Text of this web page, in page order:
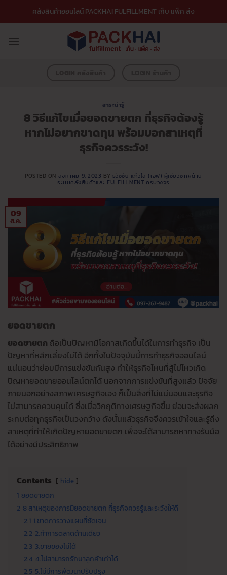
เนื้อหา
คลังสินค้าออนไลน์ PACKHAI FULFILLMENT เก็บ แพ็ค ส่ง
สาระน่ารู้
8 วิธีแก้ไขเมื่อยอดขายตก ที่ธุรกิจต้องรู้
หากไม่อยากขาดทุน พร้อมบอกสาเหตุที่
ธุรกิจควรระวัง!
POSTED ON สิงหาคม 9, 2023 BY ธวัชชัย แก้วใส (เอฟ) ผู้เชี่ยวชาญด้าน
ระบบคลังสินค้าและ FULFILLMENT ครบวงจร
09
ส.ค.
ยอดขายตก
ยอดขายตก ถือเป็นปัญหามีโอกาสเกิดขึ้นได้ในการทำธุรกิจ เป็น
ปัญหาที่หลีกเลี่ยงไม่ได้ อีกทั้งในปัจจุบันนี้การทำธุรกิจออนไลน์
แน่นอนว่าย่อมมีการแข่งขันกันสูง ทำให้ธุรกิจไหนที่สู้ไม่ไหวเกิด
ปัญหายอดขายออนไลน์ตกได้ นอกจากการแข่งขันที่สูงแล้ว ปัจจัย
ภายนอกอย่างสภาพเศรษฐกิจเอง ก็เป็นสิ่งที่ไม่แน่นอนและธุรกิจ
ไม่สามารถควบคุมได้ ซึ่งเมื่อวิกฤติทางเศรษฐกิจขึ้น ย่อมจะส่งผลก
ระทบต่อทุกธุรกิจเป็นวงกว้าง ดังนั้นแล้วธุรกิจจึงควรเข้าใจและรู้ถึง
สาเหตุที่ทำให้เกิดปัญหายอดขายตก เพื่อจะได้สามารถหาทางรับมือ
ได้อย่างมีประสิทธิภาพ
Contents hide
1 ยอดขายตก
2 8 สาเหตุของการมียอดขายตก ที่ธุรกิจควรรู้และระวังให้ดี
2.1 1.ขาดการวางแผนที่ชัดเจน
2.2 2.ทำการตลาดด้านเดียว
2.3 3.ขายของไม่ได้
2.4 4.ไม่สามารถรักษาลูกค้าเก่าได้
2.5 5.ไม่มีการพัฒนาปรับปรุง